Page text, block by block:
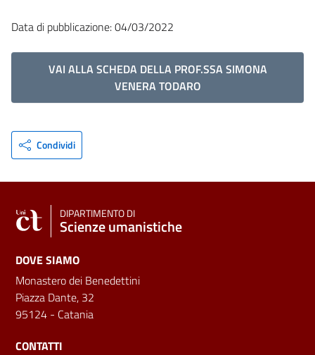
Data di pubblicazione: 04/03/2022
VAI ALLA SCHEDA DELLA PROF.SSA SIMONA
VENERA TODARO
Condividi
DIPARTIMENTO DI
Scienze umanistiche
DOVE SIAMO
Monastero dei Benedettini
Piazza Dante, 32
95124 - Catania
CONTATTI